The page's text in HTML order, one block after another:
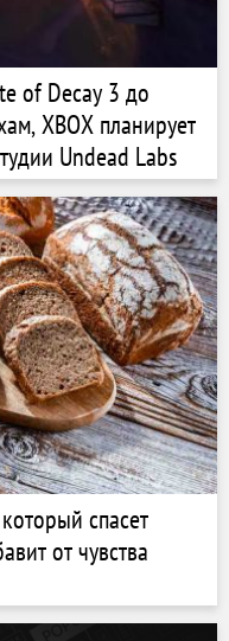
of Decay 3 до
XBOX планирует
Undead Labs
спасет
от чувства